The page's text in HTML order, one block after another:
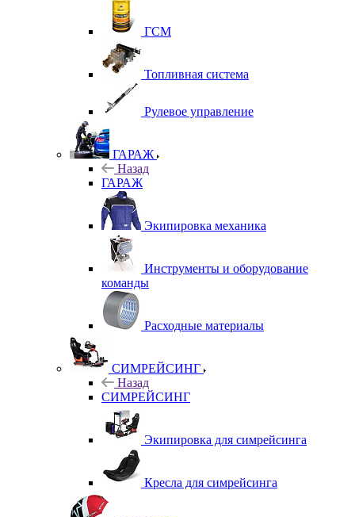
ГСМ
Топливная система
Рулевое управление
ГАРАЖ
Назад
ГАРАЖ
Экипировка механика
Инструменты и оборудование
команды
Расходные материалы
СИМРЕЙСИНГ
Назад
СИМРЕЙСИНГ
Экипировка для симрейсинга
Кресла для симрейсинга